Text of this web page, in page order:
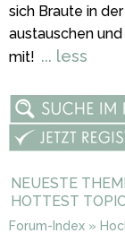
sich Braute in
austauschen
mit! ... less
NEUESTE
HOTTEST
Forum-Index »